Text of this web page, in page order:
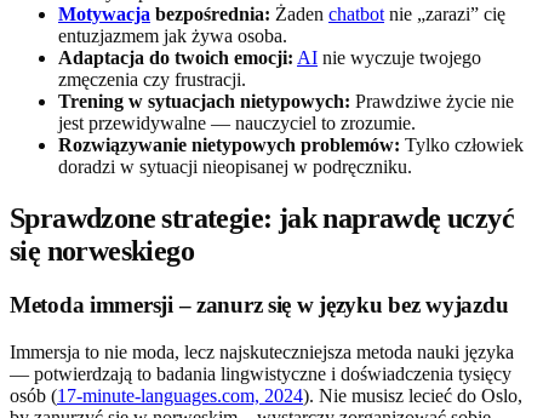
Motywacja bezpośrednia: Żaden chatbot nie „zarazi” cię
entuzjazmem jak żywa osoba.
Adaptacja do twoich emocji: AI nie wyczuje twojego
zmęczenia czy frustracji.
Trening w sytuacjach nietypowych: Prawdziwe życie nie
jest przewidywalne — nauczyciel to zrozumie.
Rozwiązywanie nietypowych problemów: Tylko człowiek
doradzi w sytuacji nieopisanej w podręczniku.
Sprawdzone strategie: jak naprawdę uczyć
się norweskiego
Metoda immersji – zanurz się w języku bez wyjazdu
Immersja to nie moda, lecz najskuteczniejsza metoda nauki języka
— potwierdzają to badania lingwistyczne i doświadczenia tysięcy
osób (17-minute-languages.com, 2024). Nie musisz lecieć do Oslo,